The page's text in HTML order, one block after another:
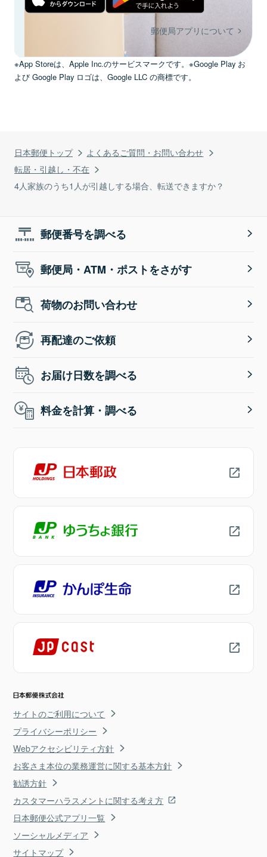
日本郵便トップ
よくあるご質問・お問い合わせ
転居・引越し・不在
4人家族のうち1人が引越しする場合、転送できますか？
郵便局アプリについて
※App Storeは、Apple Inc.のサービスマークです。※Google Play お
よび Google Play ロゴは、Google LLC の商標です。
郵便番号を調べる
郵便局・ATM・ポストをさがす
荷物のお問い合わせ
再配達のご依頼
お届け日数を調べる
料金を計算・調べる
サイトのご利用について
プライバシーポリシー
Webアクセシビリティ方針
お客さま本位の業務運営に関する基本方針
勧誘方針
カスタマーハラスメントに関する考え方
日本郵便公式アプリ一覧
ソーシャルメディア
サイトマップ